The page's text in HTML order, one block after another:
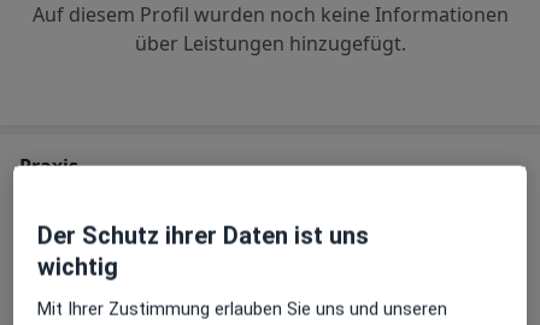
Auf diesem Profil wurden noch keine Informationen
über Leistungen hinzugefügt.
Praxis
Dres. Wolfram Campe Hubert Faltermeier
und Thomas Wierer
Finkenstr. 2,
Der Schutz ihrer Daten ist uns
wichtig
Mit Ihrer Zustimmung erlauben Sie uns und unseren